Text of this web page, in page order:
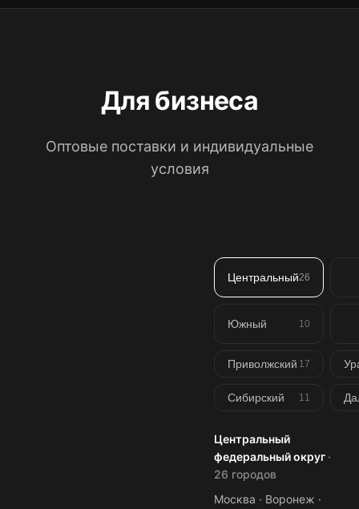
Для бизнеса
Оптовые поставки и индивидуальные
условия
Центральный26
Южный 10
Приволжский 17
Сибирский 11
Центральный
федеральный округ ·
26 городов
Москва · Воронеж ·